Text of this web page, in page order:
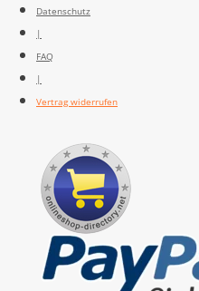
Datenschutz
|
FAQ
|
Vertrag widerrufen